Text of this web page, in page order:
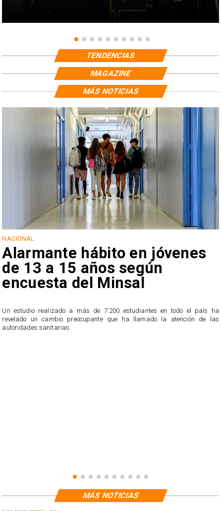
TENDENCIAS
MAGAZINE
NACIONAL
Alarmante hábito en jóvenes
de 13 a 15 años según
encuesta del Minsal
Un estudio realizado a más de 7.200 estudiantes en todo el país ha
revelado un cambio preocupante que ha llamado la atención de las
autoridades sanitarias.
MÁS NOTICIAS
MÁS NOTICIAS